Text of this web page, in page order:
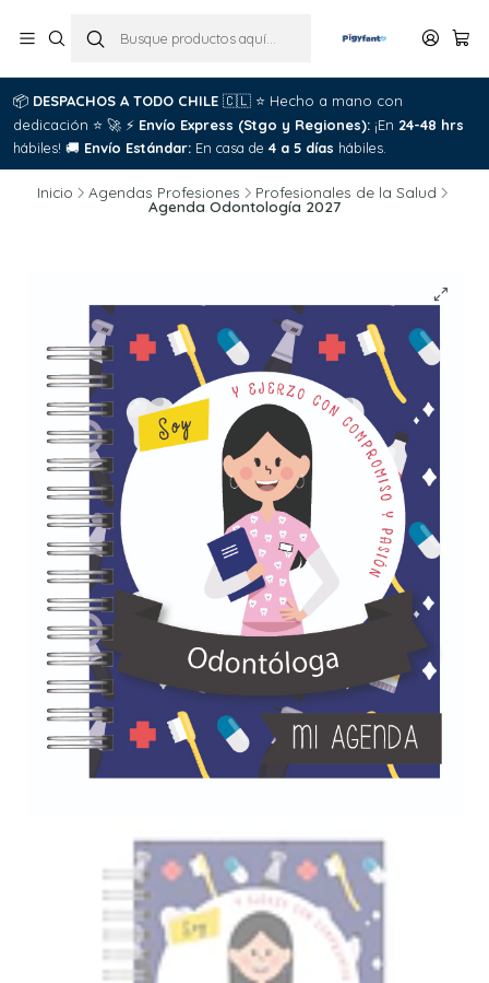
📦 DESPACHOS A TODO CHILE 🇨🇱 ⭐ Hecho a mano con
dedicación ⭐ 🚀 ⚡ Envío Express (Stgo y Regiones): ¡En 24-48 hrs
hábiles! 🚚 Envío Estándar: En casa de 4 a 5 días hábiles.
Inicio Agendas Profesiones Profesionales de la Salud
Agenda Odontología 2027